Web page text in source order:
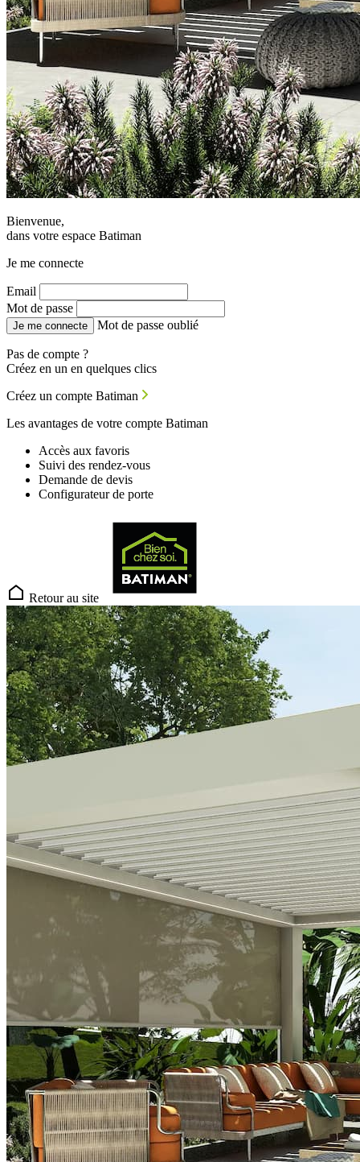
Bienvenue,
dans votre espace Batiman
Je me connecte
Email
Mot de passe
Je me connecte Mot de passe oublié
Pas de compte ?
Créez en un en quelques clics
Créez un compte Batiman
Les avantages de votre compte Batiman
Accès aux favoris
Suivi des rendez-vous
Demande de devis
Configurateur de porte
Retour au site